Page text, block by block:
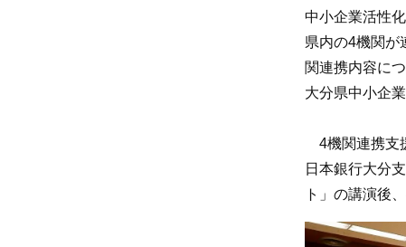
中小企業活性
県内の4機関が
関連携内容に
大分県中小企
4機関連携支
日本銀行大分
ト」の講演後